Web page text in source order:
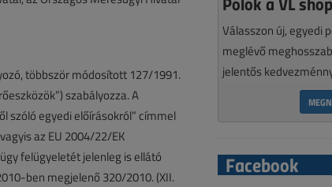
többször módosított 127/1991.
szabályozza. A
szóló egyedi előírásokról” címmel
az EU 2004/22/EK
felügyeletét jelenleg is ellátó
ben megjelenő 320/2010. (XII.
Válasszon új, egyedi
meglévő
jelentős
Facebook